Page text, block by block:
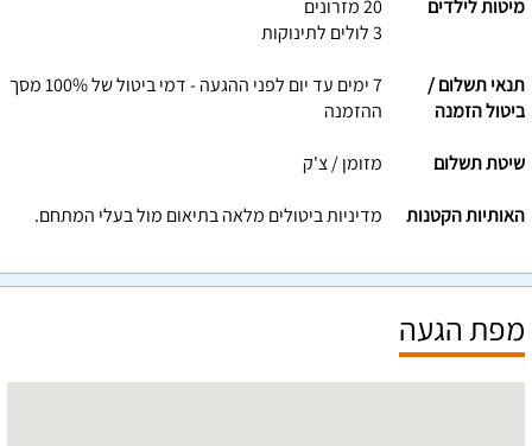
מיטות לילדים
20 מזרונים
3 לולים לתינוקות
תנאי תשלום /
ביטול הזמנה
7 ימים עד יום לפני ההגעה - דמי ביטול של 100% מסך
ההזמנה
שיטת תשלום מזומן / צ'ק
האותיות הקטנות מדיניות ביטולים מלאה בתיאום מול בעלי המתחם.
מפת הגעה